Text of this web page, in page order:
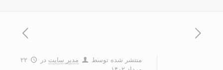
منتشر شده توسط مدیر سایت در
۲۲